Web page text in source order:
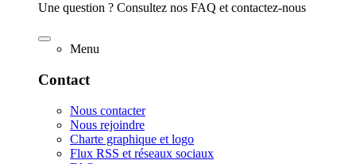
Une question ? Consultez nos FAQ et contactez-nous
Menu
Contact
Nous contacter
Nous rejoindre
Charte graphique et logo
Flux RSS et réseaux sociaux